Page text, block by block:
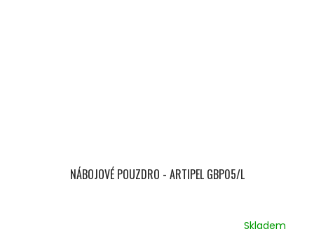
NÁBOJOVÉ POUZDRO - ARTIPEL GBP05/L
Skladem